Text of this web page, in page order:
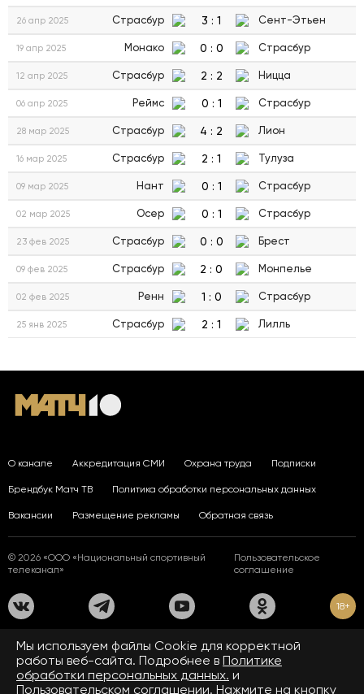
26 апр 2025 Страсбур 3 : 1 Сент-Этьен
19 апр 2025 Монако 0 : 0 Страсбур
12 апр 2025 Страсбур 2 : 2 Ницца
06 апр 2025 Реймс 0 : 1 Страсбур
28 мар 2025 Страсбур 4 : 2 Лион
16 мар 2025 Страсбур 2 : 1 Тулуза
09 мар 2025 Нант 0 : 1 Страсбур
02 мар 2025 Осер 0 : 1 Страсбур
23 фев 2025 Страсбур 0 : 0 Брест
09 фев 2025 Страсбур 2 : 0 Монпелье
02 фев 2025 Ренн 1 : 0 Страсбур
25 янв 2025 Страсбур 2 : 1 Лилль
О канале Аккредитация СМИ Охрана труда Подписки
Брендбук Матч ТВ Политика обработки персональных данных
Вакансии Размещение рекламы Обратная связь
© 2026 «ООО «Национальный спортивный
телеканал»
Пользовательское
соглашение
18+
На сайте применяются рекомендательные технологии. Подробнее
Правилах применения рекомендательных технологий.
Средство массовой информации сетевое издание «www.matchtv.ru»
зарегистрировано Федеральной службой по надзору в сфере связи,
Мы используем файлы Сookie для корректной
работы веб-сайта. Подробнее в Политике
обработки персональных данных. и
Пользовательском соглашении. Нажмите на кнопку